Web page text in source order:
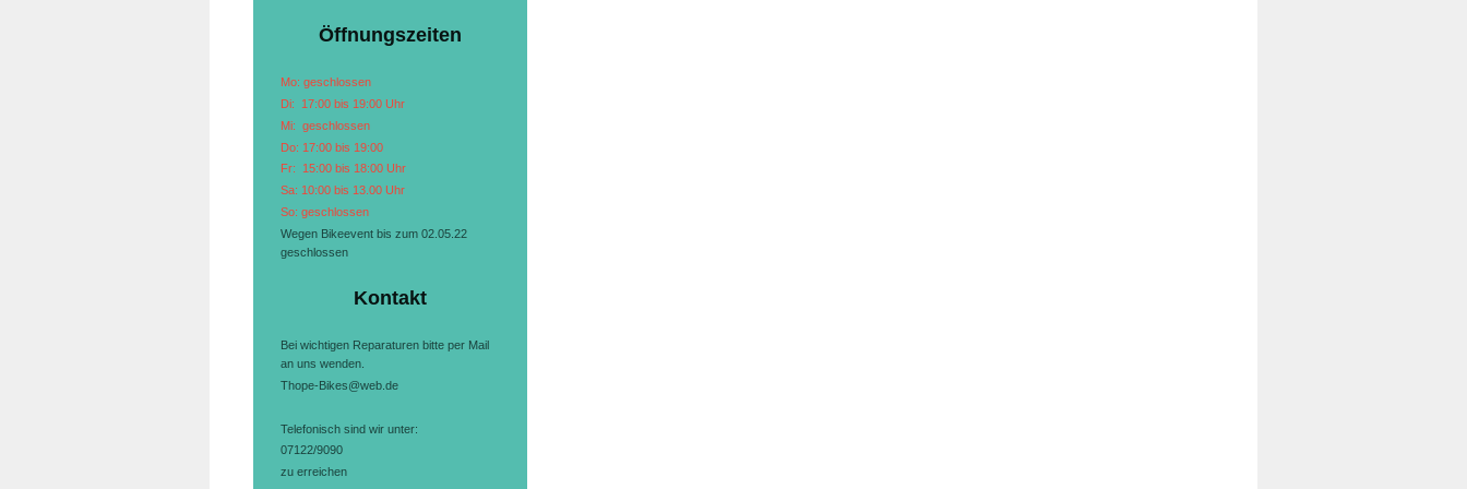
Öffnungszeiten
Mo: geschlossen
Di: 17:00 bis 19:00 Uhr
Mi: geschlossen
Do: 17:00 bis 19:00
Fr: 15:00 bis 18:00 Uhr
Sa: 10:00 bis 13.00 Uhr
So: geschlossen
Wegen Bikeevent bis zum 02.05.22
geschlossen
Kontakt
Bei wichtigen Reparaturen bitte per Mail
an uns wenden.
Thope-Bikes@web.de
Telefonisch sind wir unter:
07122/9090
zu erreichen